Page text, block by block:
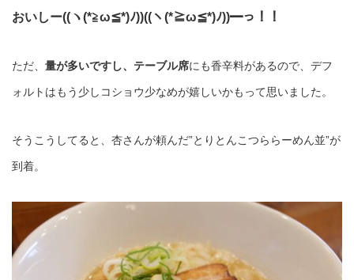
おいしー((ヽ(*≧ω≦*)ﾉ))((ヽ(*≧ω≦*)ﾉ))━っ！！
ただ、 量が多いですし、テーブル席にも香辛料があるので、デフ
ォルトはもう少しコショウ少なめが嬉しいかもって思いました。
そうこうしてると、杏さんが頼んだ”とりとんこつららーめん並”が
到着。